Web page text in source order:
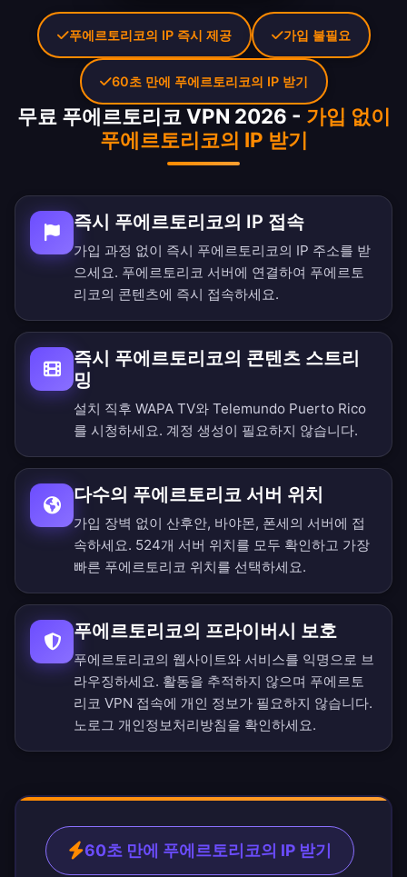
무료 푸에르토리코 VPN 2026 - 가입 없이
푸에르토리코의 IP 받기
즉시 푸에르토리코의 IP 접속
가입 과정 없이 즉시 푸에르토리코의 IP 주소를 받
으세요. 푸에르토리코 서버에 연결하여 푸에르토
리코의 콘텐츠에 즉시 접속하세요.
즉시 푸에르토리코의 콘텐츠 스트리
밍
설치 직후 WAPA TV와 Telemundo Puerto Rico
를 시청하세요. 계정 생성이 필요하지 않습니다.
다수의 푸에르토리코 서버 위치
가입 장벽 없이 산후안, 바야몬, 폰세의 서버에 접
속하세요. 524개 서버 위치를 모두 확인하고 가장
빠른 푸에르토리코 위치를 선택하세요.
푸에르토리코의 프라이버시 보호
푸에르토리코의 웹사이트와 서비스를 익명으로 브
라우징하세요. 활동을 추적하지 않으며 푸에르토
리코 VPN 접속에 개인 정보가 필요하지 않습니다.
노로그 개인정보처리방침을 확인하세요.
60초 만에 푸에르토리코의 IP 받기
푸에르토리코의 IP 즉시 제공 가입 불필요
60초 만에 푸에르토리코의 IP 받기